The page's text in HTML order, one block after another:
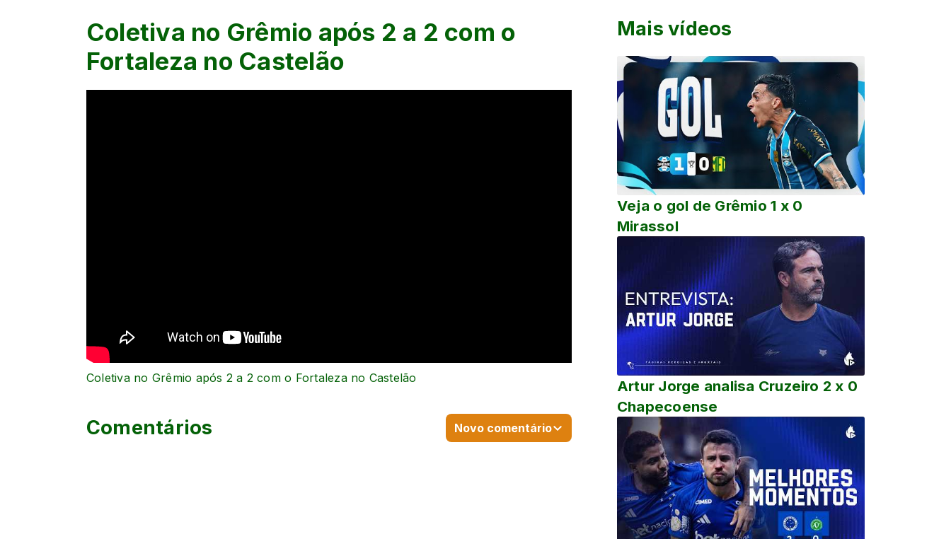
Coletiva no Grêmio após 2 a 2 com o
Fortaleza no Castelão
Mais vídeos
Veja o gol de Grêmio 1 x 0
Mirassol
Artur Jorge analisa Cruzeiro 2 x 0
Chapecoense
Coletiva no Grêmio após 2 a 2 com o Fortaleza no Castelão
Comentários Novo comentário